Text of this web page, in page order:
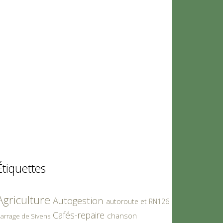
Autogestion autoroute et RN126
de Sivens Cafés-repaire chanson